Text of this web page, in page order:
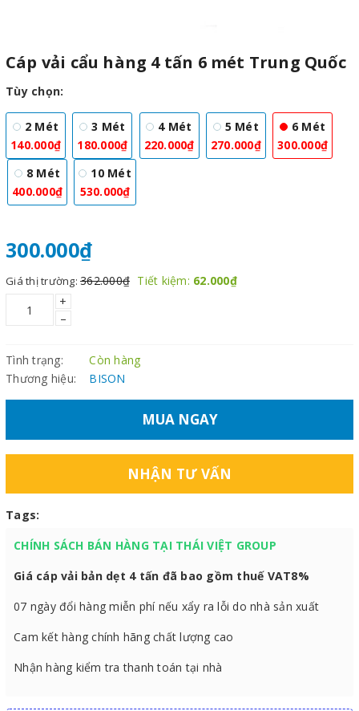
Cáp vải cẩu hàng 4 tấn 6 mét Trung Quốc
Tùy chọn:
2 Mét
140.000₫
3 Mét
180.000₫
4 Mét
220.000₫
5 Mét
270.000₫
6 Mét
300.000₫
8 Mét
400.000₫
10 Mét
530.000₫
300.000₫
Giá thị trường: 362.000₫ Tiết kiệm: 62.000₫
+
–
Tình trạng:
Còn hàng
Thương hiệu:
BISON
MUA NGAY
NHẬN TƯ VẤN
Tags:
CHÍNH SÁCH BÁN HÀNG TẠI THÁI VIỆT GROUP
Giá cáp vải bản dẹt 4 tấn đã bao gồm thuế VAT8%
07 ngày đổi hàng miễn phí nếu xẩy ra lỗi do nhà sản xuất
Cam kết hàng chính hãng chất lượng cao
Nhận hàng kiểm tra thanh toán tại nhà